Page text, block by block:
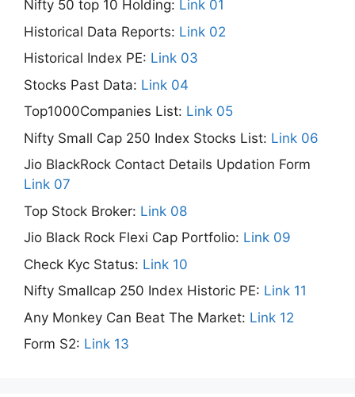
Nifty 50 top 10 Holding: Link 01
Historical Data Reports: Link 02
Historical Index PE: Link 03
Stocks Past Data: Link 04
Top1000Companies List: Link 05
Nifty Small Cap 250 Index Stocks List: Link 06
Jio BlackRock Contact Details Updation Form
Link 07
Top Stock Broker: Link 08
Jio Black Rock Flexi Cap Portfolio: Link 09
Check Kyc Status: Link 10
Nifty Smallcap 250 Index Historic PE: Link 11
Any Monkey Can Beat The Market: Link 12
Form S2: Link 13